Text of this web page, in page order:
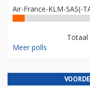
Air-France-KLM-SAS(-
Totaal
Meer polls